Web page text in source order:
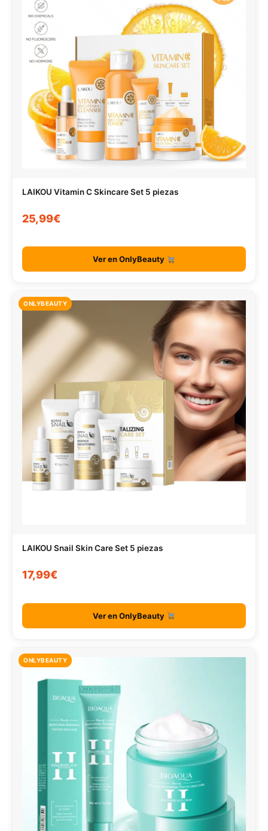
LAIKOU Vitamin C Skincare Set 5 piezas
25,99€
Ver en OnlyBeauty
ONLYBEAUTY
LAIKOU Snail Skin Care Set 5 piezas
17,99€
Ver en OnlyBeauty
ONLYBEAUTY